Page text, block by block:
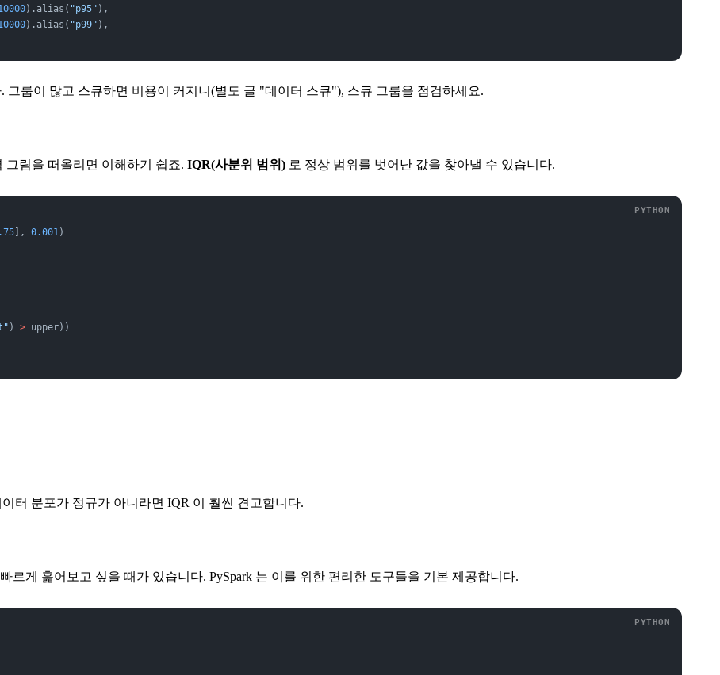
).alias( "p95" ),
).alias( "p99" ),
그룹이 많고 스큐하면 비용이 커지니(별도 글 "데이터 스큐"), 스큐 그룹을 점검하세요.
림을 떠올리면 이해하기 쉽죠. IQR(사분위 범위) 로 정상 범위를 벗어난 값을 찾아낼 수 있습니다.
], 0.001)
) > upper))
터 분포가 정규가 아니라면 IQR 이 훨씬 견고합니다.
게 훑어보고 싶을 때가 있습니다. PySpark 는 이를 위한 편리한 도구들을 기본 제공합니다.